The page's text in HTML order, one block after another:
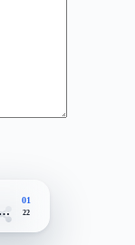
圖標
01
22